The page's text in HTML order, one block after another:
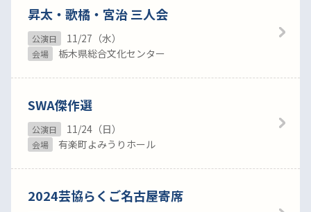
昇太・歌橘・宮治 三人会
公演日 11/27（水）
会場 栃木県総合文化センター
SWA傑作選
公演日 11/24（日）
会場 有楽町よみうりホール
2024芸協らくご名古屋寄席